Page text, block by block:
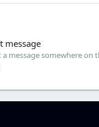
message
a message somewhere on